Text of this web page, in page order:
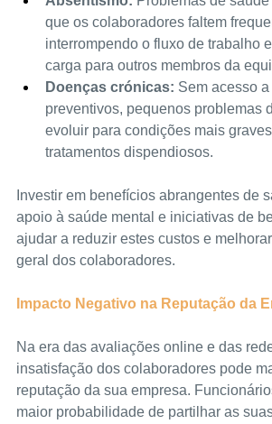
que os colaboradores faltem
interrompendo o fluxo de trabalho
carga para outros membros da
Doenças crónicas: Sem acesso
preventivos, pequenos problemas
evoluir para condições mais
tratamentos dispendiosos.
Investir em benefícios abrangentes de
apoio à saúde mental e iniciativas de
ajudar a reduzir estes custos e
geral dos colaboradores.
Impacto Negativo na Reputação da
Na era das avaliações online e das
insatisfação dos colaboradores pode
reputação da sua empresa.
maior probabilidade de partilhar as